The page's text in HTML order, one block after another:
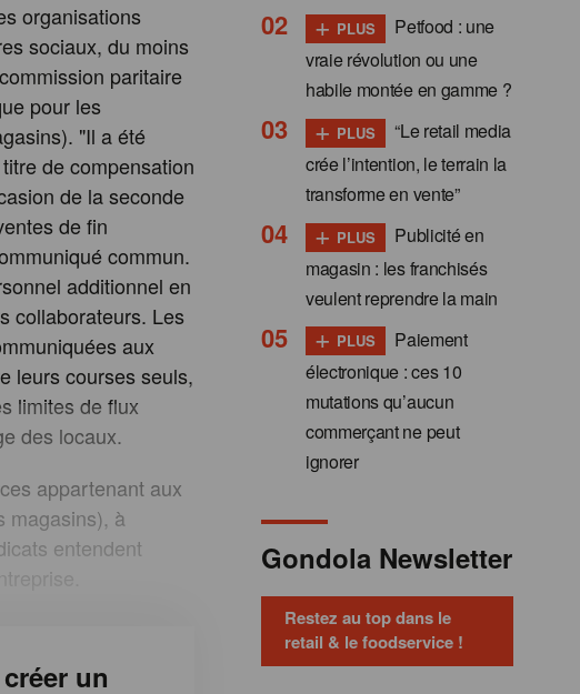
organisations
sociaux, du moins
paritaire
pour les
"Il a été
de compensation
de la seconde
de fin
commun.
additionnel en
collaborateurs. Les
aux
leurs courses seuls,
limites de flux
des locaux.
appartenant aux
magasins), à
entendent
un
+ PLUS
Petfood : une
vraie révolution ou une
habile montée en gamme ?
+ PLUS
“Le retail media
crée l’intention, le terrain la
transforme en vente”
+ PLUS
Publicité en
magasin : les franchisés
veulent reprendre la main
+ PLUS
Paiement
électronique : ces 10
mutations qu’aucun
commerçant ne peut
ignorer
Gondola Newsletter
Restez au top dans le
retail & le foodservice !